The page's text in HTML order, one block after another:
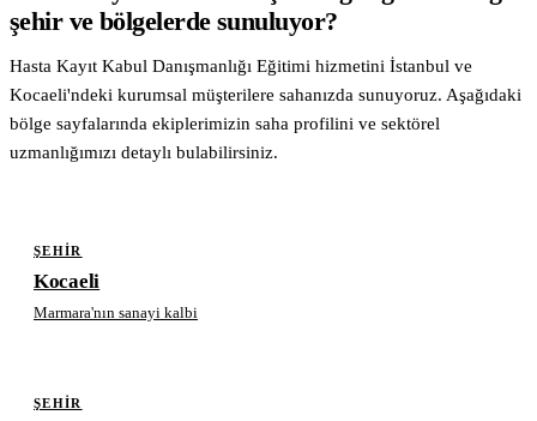
şehir ve bölgelerde sunuluyor?
Hasta Kayıt Kabul Danışmanlığı Eğitimi hizmetini İstanbul ve
Kocaeli'ndeki kurumsal müşterilere sahanızda sunuyoruz. Aşağıdaki
bölge sayfalarında ekiplerimizin saha profilini ve sektörel
uzmanlığımızı detaylı bulabilirsiniz.
ŞEHIR
Kocaeli
Marmara'nın sanayi kalbi
ŞEHIR